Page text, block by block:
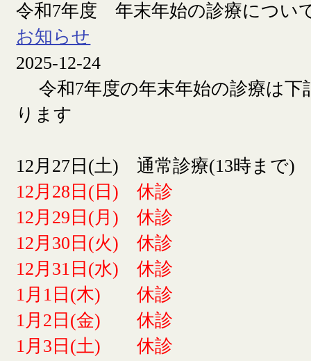
令和7年度 年末年始の診療につい
お知らせ
2025-12-24
令和7年度の年末年始の診療は下
ります
12月27日(土) 通常診療(13時まで)
12月28日(日) 休診
12月29日(月) 休診
12月30日(火) 休診
12月31日(水) 休診
1月1日(木) 休診
1月2日(金) 休診
1月3日(土) 休診